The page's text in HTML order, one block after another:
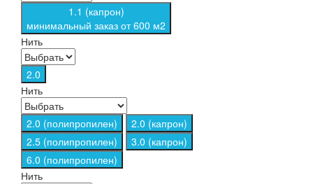
1.1 (капрон)
минимальный заказ от 600 м2
Нить
2.0
Нить
2.0 (полипропилен)
2.0 (капрон)
2.5 (полипропилен)
3.0 (капрон)
6.0 (полипропилен)
Нить